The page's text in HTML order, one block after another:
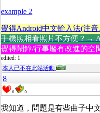
example 2
覺得Android中文輸入法(注
手機照相看照片不方便？→
覺得鬧鐘/行事曆有改進的
edited: 1
本人已不在此站活動
8
0 0
我知道，問題是有些曲子中